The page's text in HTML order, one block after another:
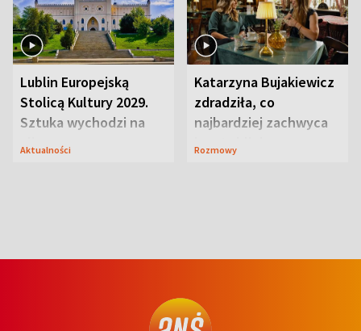
Lublin Europejską
Stolicą Kultury 2029.
Sztuka wychodzi na
ulice
Aktualności
Katarzyna Bujakiewicz
zdradziła, co
najbardziej zachwyca
ją w Lublinie
Rozmowy